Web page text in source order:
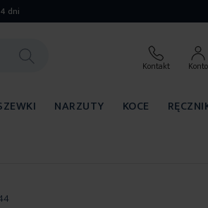
dni
Kontakt Konto
NARZUTY KOCE